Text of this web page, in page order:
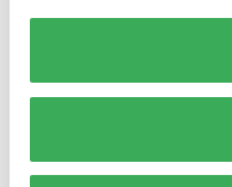
De politieke en
ondertussen flink op
start een petitie voor